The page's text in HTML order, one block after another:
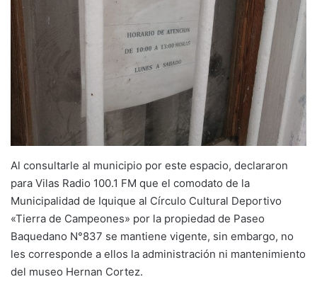
Al consultarle al municipio por este espacio, declararon
para Vilas Radio 100.1 FM que el comodato de la
Municipalidad de Iquique al Círculo Cultural Deportivo
«Tierra de Campeones» por la propiedad de Paseo
Baquedano N°837 se mantiene vigente, sin embargo, no
les corresponde a ellos la administración ni mantenimiento
del museo Hernan Cortez.